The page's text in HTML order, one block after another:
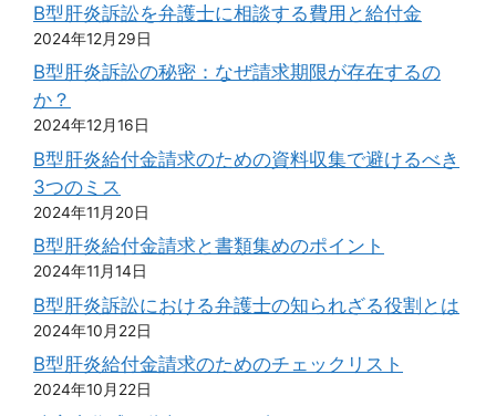
B型肝炎訴訟を弁護士に相談する費用と給付金
2024年12月29日
B型肝炎訴訟の秘密：なぜ請求期限が存在するの
か？
2024年12月16日
B型肝炎給付金請求のための資料収集で避けるべき
3つのミス
2024年11月20日
B型肝炎給付金請求と書類集めのポイント
2024年11月14日
B型肝炎訴訟における弁護士の知られざる役割とは
2024年10月22日
B型肝炎給付金請求のためのチェックリスト
2024年10月22日